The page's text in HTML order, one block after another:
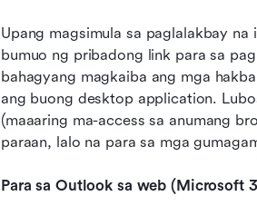
Upang magsimula sa paglalakbay
bumuo ng pribadong link para sa
bahagyang magkaiba ang mga
ang buong desktop application.
(maaaring ma-access sa anumang
paraan, lalo na para sa mga
Para sa Outlook sa web (Microsoft